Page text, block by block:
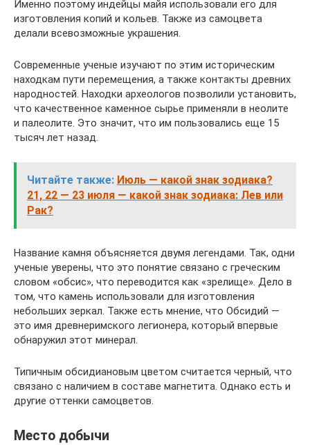
Именно поэтому индейцы майя использовали его для
изготовления копий и кольев. Также из самоцвета
делали всевозможные украшения.
Современные ученые изучают по этим историческим
находкам пути перемещения, а также контакты древних
народностей. Находки археологов позволили установить,
что качественное каменное сырье применяли в неолите
и палеолите. Это значит, что им пользовались еще 15
тысяч лет назад.
Читайте также: Июль — какой знак зодиака?
21, 22 — 23 июля — какой знак зодиака: Лев или
Рак?
Название камня объясняется двумя легендами. Так, одни
ученые уверены, что это понятие связано с греческим
словом «обсис», что переводится как «зрелище». Дело в
том, что камень использовали для изготовления
небольших зеркал. Также есть мнение, что Обсидий —
это имя древнеримского легионера, который впервые
обнаружил этот минерал.
Типичным обсидиановым цветом считается черный, что
связано с наличием в составе магнетита. Однако есть и
другие оттенки самоцветов.
Место добычи